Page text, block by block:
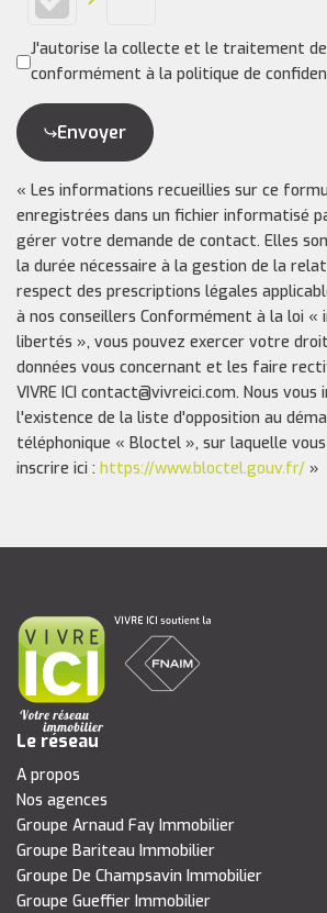
J'autorise la collecte et le traitement de
conformément à la politique de
Envoyer
« Les informations recueillies sur ce
enregistrées dans un fichier informatisé
gérer votre demande de contact. Elles
la durée nécessaire à la gestion de la
respect des prescriptions légales
à nos conseillers Conformément à la loi
libertés », vous pouvez exercer votre
données vous concernant et les faire
VIVRE ICI contact@vivreici.com. Nous
l'existence de la liste d'opposition au
téléphonique « Bloctel », sur laquelle
inscrire ici : https://www.bloctel.gouv.fr/ »
Le réseau
A propos
Nos agences
Groupe Arnaud Fay Immobilier
Groupe Bariteau Immobilier
Groupe De Champsavin Immobilier
Groupe Gueffier Immobilier